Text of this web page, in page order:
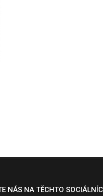
NÁS NA TĚCHTO